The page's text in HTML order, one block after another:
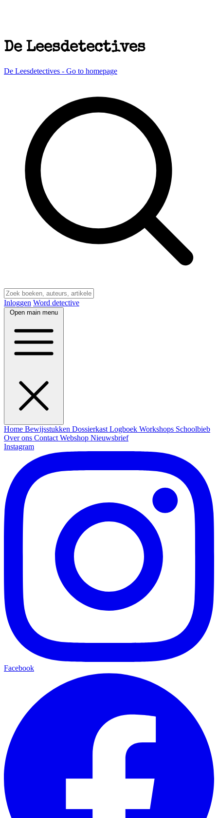
De Leesdetectives
De Leesdetectives - Go to homepage
Inloggen Word detective
Open main menu
Home Bewijsstukken Dossierkast Logboek Workshops Schoolbieb
Over ons Contact Webshop Nieuwsbrief
Instagram
Facebook